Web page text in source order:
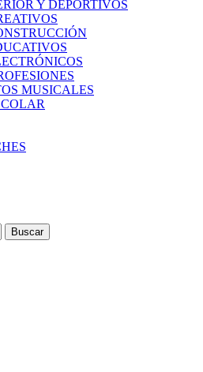
Y DEPORTIVOS
MUSICALES
Buscar